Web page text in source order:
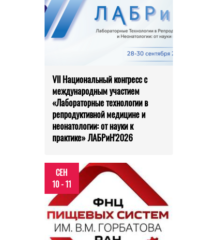
VII Национальный конгресс с
международным участием
«Лабораторные технологии в
репродуктивной медицине и
неонатологии: от науки к
практике» ЛАБРиН'2026
СЕН
10 - 11